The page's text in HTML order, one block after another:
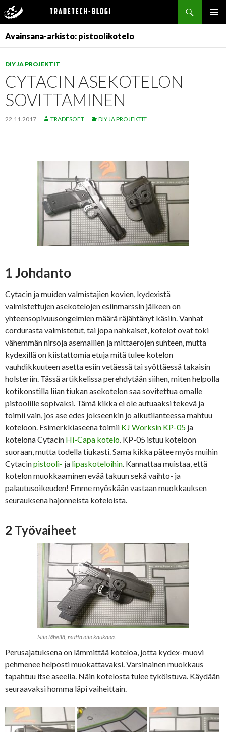
Tradetech-blogi
Haku
SIIRRY
SISÄLTÖÖN
Avainsana-arkisto: pistoolikotelo
DIY JA PROJEKTIT
CYTACIN ASEKOTELON
SOVITTAMINEN
22.11.2017 TRADESOFT DIY JA PROJEKTIT
1 Johdanto
Cytacin ja muiden valmistajien kovien, kydexistä
valmistettujen asekotelojen esiinmarssin jälkeen on
yhteensopivuusongelmien määrä räjähtänyt käsiin. Vanhat
cordurasta valmistetut, tai jopa nahkaiset, kotelot ovat toki
vähemmän nirsoja asemallien ja mittaerojen suhteen, mutta
kydexillä on kiistattomia etuja mitä tulee kotelon
vauhdikkuuteen asetta esiin vetäessä tai syöttäessä takaisin
holsteriin. Tässä artikkelissa perehdytään siihen, miten helpolla
kotikonstilla liian tiukan asekotelon saa sovitettua omalle
pistoolille sopivaksi. Tämä kikka ei ole autuaaksi tekevä ja
toimii vain, jos ase edes jokseenkin jo alkutilanteessa mahtuu
koteloon. Esimerkkiaseena toimii KJ Worksin KP-05 ja
kotelona Cytacin Hi-Capa kotelo. KP-05 istuu koteloon
suoraan, mutta todella tiukasti. Sama kikka pätee myös muihin
Cytacinpistooli- ja lipaskoteloihin. Kannattaa muistaa, että
kotelon muokkaaminen evää takuun sekä vaihto- ja
palautusoikeuden! Emme myöskään vastaan muokkauksen
seurauksena hajonneista koteloista.
2 Työvaiheet
Niin lähellä, mutta niin kaukana.
Perusajatuksena on lämmittää koteloa, jotta kydex-muovi
pehmenee helposti muokattavaksi. Varsinainen muokkaus
tapahtuu itse aseella. Näin kotelosta tulee tyköistuva. Käydään
seuraavaksi homma läpi vaiheittain.